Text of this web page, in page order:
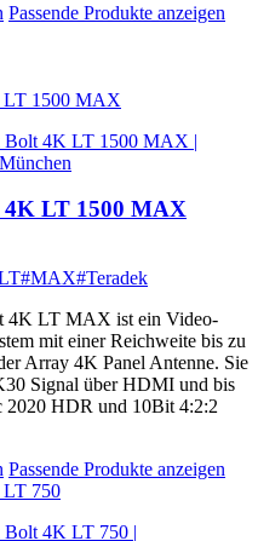
Passende Produkte anzeigen
LT 1500 MAX
4K LT 1500 MAX
#MAX#Teradek
4K LT MAX ist ein Video-
mit einer Reichweite bis zu
Array 4K Panel Antenne. Sie
Signal über HDMI und bis
2020 HDR und 10Bit 4:2:2
Passende Produkte anzeigen
LT 750